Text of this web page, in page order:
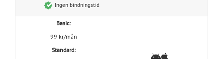
Ingen bindningstid
Basic:
99 kr/mån
Standard: